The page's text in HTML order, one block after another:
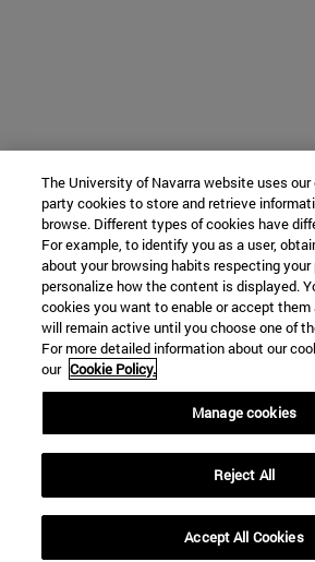
The University of Navarra website uses our
party cookies to store and retrieve
browse. Different types of cookies have
For example, to identify you as a user,
about your browsing habits respecting your
personalize how the content is displayed.
cookies you want to enable or accept them
will remain active until you choose one of
For more detailed information about our
our Cookie Policy.
Manage cookies
Reject All
Accept All Cookies